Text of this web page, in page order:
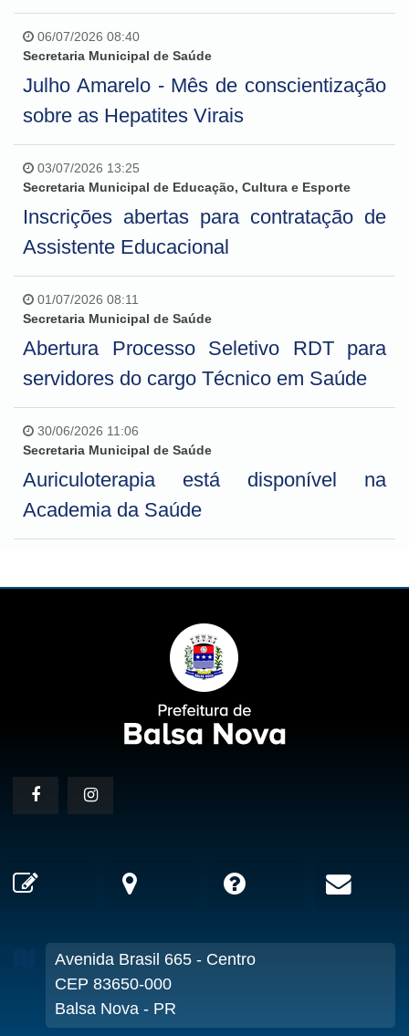
06/07/2026 08:40
Secretaria Municipal de Saúde
Julho Amarelo - Mês de conscientização
sobre as Hepatites Virais
03/07/2026 13:25
Secretaria Municipal de Educação, Cultura e Esporte
Inscrições abertas para contratação de
Assistente Educacional
01/07/2026 08:11
Secretaria Municipal de Saúde
Abertura Processo Seletivo RDT para
servidores do cargo Técnico em Saúde
30/06/2026 11:06
Secretaria Municipal de Saúde
Auriculoterapia está disponível na
Academia da Saúde
Avenida Brasil 665 - Centro
CEP 83650-000
Balsa Nova - PR